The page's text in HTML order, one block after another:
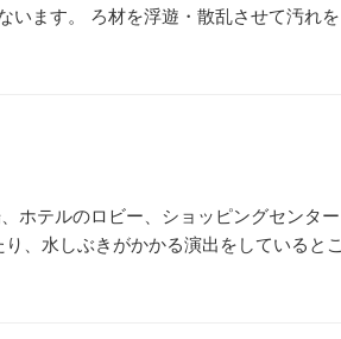
います。 ろ材を浮遊・散乱させて汚れを
ホテルのロビー、ショッピングセンター
、水しぶきがかかる演出をしているとこ